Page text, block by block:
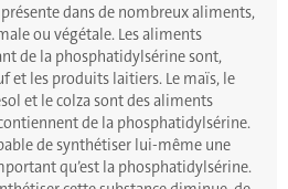
dans de nombreux aliments,
ou végétale. Les aliments
de la phosphatidylsérine sont,
et les produits laitiers. Le maïs, le
et le colza sont des aliments
de la phosphatidylsérine.
de synthétiser lui-même une
qu’est la phosphatidylsérine.